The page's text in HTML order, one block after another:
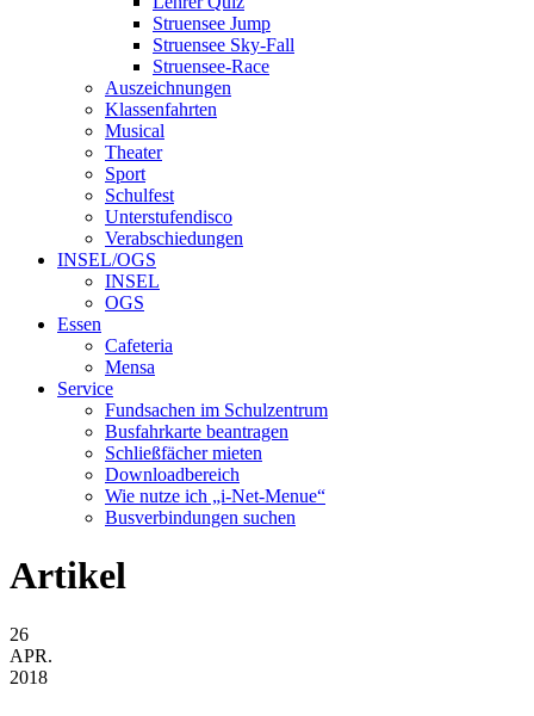
Struensee Jump
Struensee Sky-Fall
Struensee-Race
Auszeichnungen
Klassenfahrten
Musical
Theater
Sport
Schulfest
Unterstufendisco
Verabschiedungen
INSEL/OGS
INSEL
OGS
Essen
Cafeteria
Mensa
Service
Fundsachen im Schulzentrum
Busfahrkarte beantragen
Schließfächer mieten
Downloadbereich
Wie nutze ich „i-Net-Menue“
Busverbindungen suchen
Artikel
26
APR.
2018